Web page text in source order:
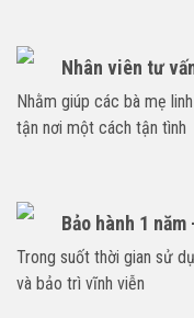
Nhân viên tư
Nhằm giúp các bà mẹ
tận nơi một cách tận tình
Bảo hành 1
Trong suốt thời gian sử
và bảo trì vĩnh viễn